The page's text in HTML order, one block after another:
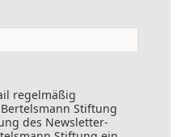
regelmäßig
Stiftung
des Newsletter-